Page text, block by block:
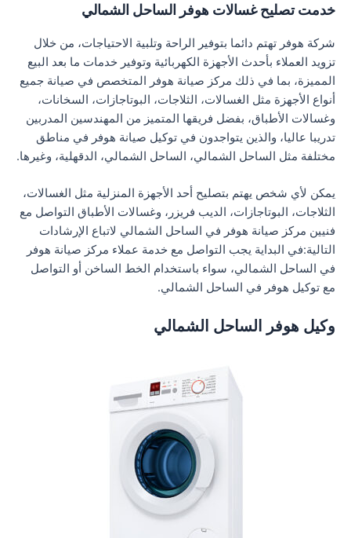
خدمت تصليح غسالات هوفر الساحل الشمالي
شركة هوفر تهتم دائما بتوفير الراحة وتلبية الاحتياجات، من خلال
تزويد العملاء بأحدث الأجهزة الكهربائية وتوفير خدمات ما بعد البيع
المميزة، بما في ذلك مركز صيانة هوفر المتخصص في صيانة جميع
أنواع الأجهزة مثل الغسالات، الثلاجات، البوتاجازات، السخانات،
وغسالات الأطباق، بفضل فريقها المتميز من المهندسين المدربين
تدريبا عاليا، والذين يتواجدون في توكيل صيانة هوفر في مناطق
مختلفة مثل الساحل الشمالي، الساحل الشمالي، الدقهلية، وغيرها.
يمكن لأي شخص يهتم بتصليح أحد الأجهزة المنزلية مثل الغسالات،
الثلاجات، البوتاجازات، الديب فريزر، وغسالات الأطباق التواصل مع
فنيين مركز صيانة هوفر في الساحل الشمالي لاتباع الإرشادات
التالية:في البداية يجب التواصل مع خدمة عملاء مركز صيانة هوفر
في الساحل الشمالي، سواء باستخدام الخط الساخن أو التواصل
مع توكيل هوفر في الساحل الشمالي.
وكيل هوفر الساحل الشمالي